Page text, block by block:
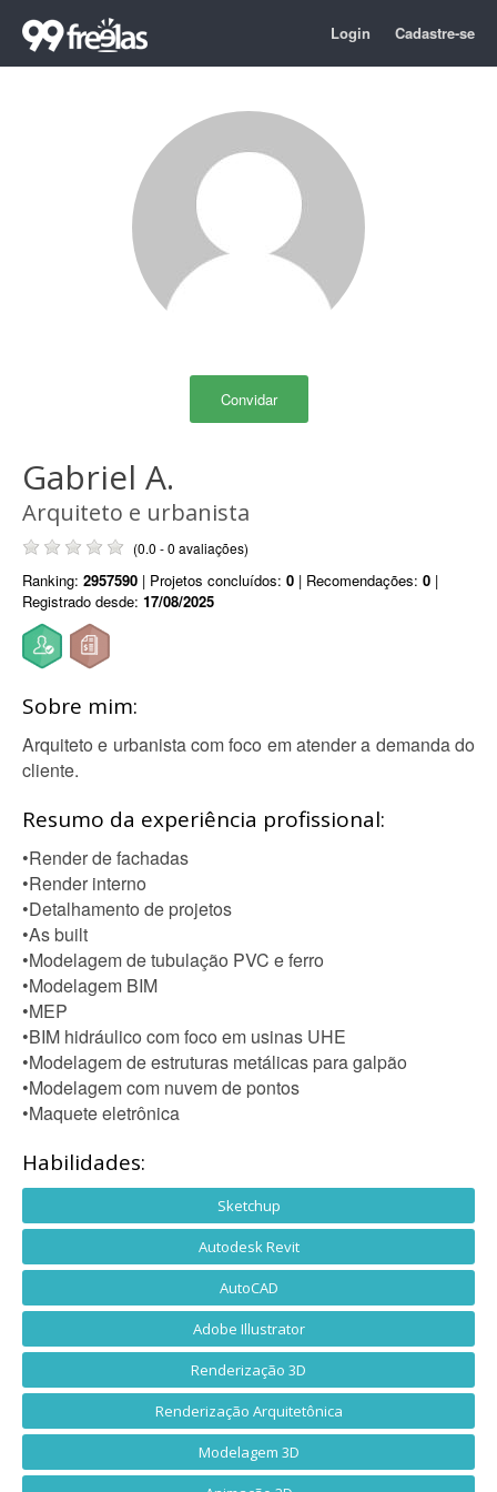
Login Cadastre-se
Convidar
Gabriel A.
Arquiteto e urbanista
(0.0 - 0 avaliações)
Ranking: 2957590 | Projetos concluídos: 0 | Recomendações: 0 |
Registrado desde: 17/08/2025
Sobre mim:
Arquiteto e urbanista com foco em atender a demanda do
cliente.
Resumo da experiência profissional:
•Render de fachadas
•Render interno
•Detalhamento de projetos
•As built
•Modelagem de tubulação PVC e ferro
•Modelagem BIM
•MEP
•BIM hidráulico com foco em usinas UHE
•Modelagem de estruturas metálicas para galpão
•Modelagem com nuvem de pontos
•Maquete eletrônica
Habilidades:
Sketchup
Autodesk Revit
AutoCAD
Adobe Illustrator
Renderização 3D
Renderização Arquitetônica
Modelagem 3D